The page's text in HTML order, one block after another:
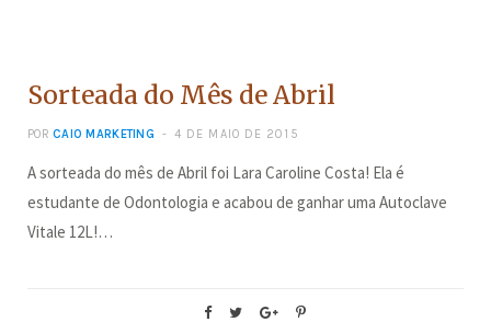
Sorteada do Mês de Abril
POR CAIO MARKETING 4 DE MAIO DE 2015
A sorteada do mês de Abril foi Lara Caroline Costa! Ela é
estudante de Odontologia e acabou de ganhar uma Autoclave
Vitale 12L!…